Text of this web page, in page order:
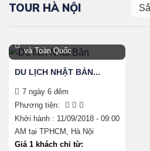
TOUR HÀ NỘI
và Toàn Quốc
DU LỊCH NHẬT BẢN...
7 ngày 6 đêm
Phương tiện:
Khởi hành : 11/09/2018 - 09:00
AM tại TPHCM, Hà Nội
Giá 1 khách chỉ từ:
Sản